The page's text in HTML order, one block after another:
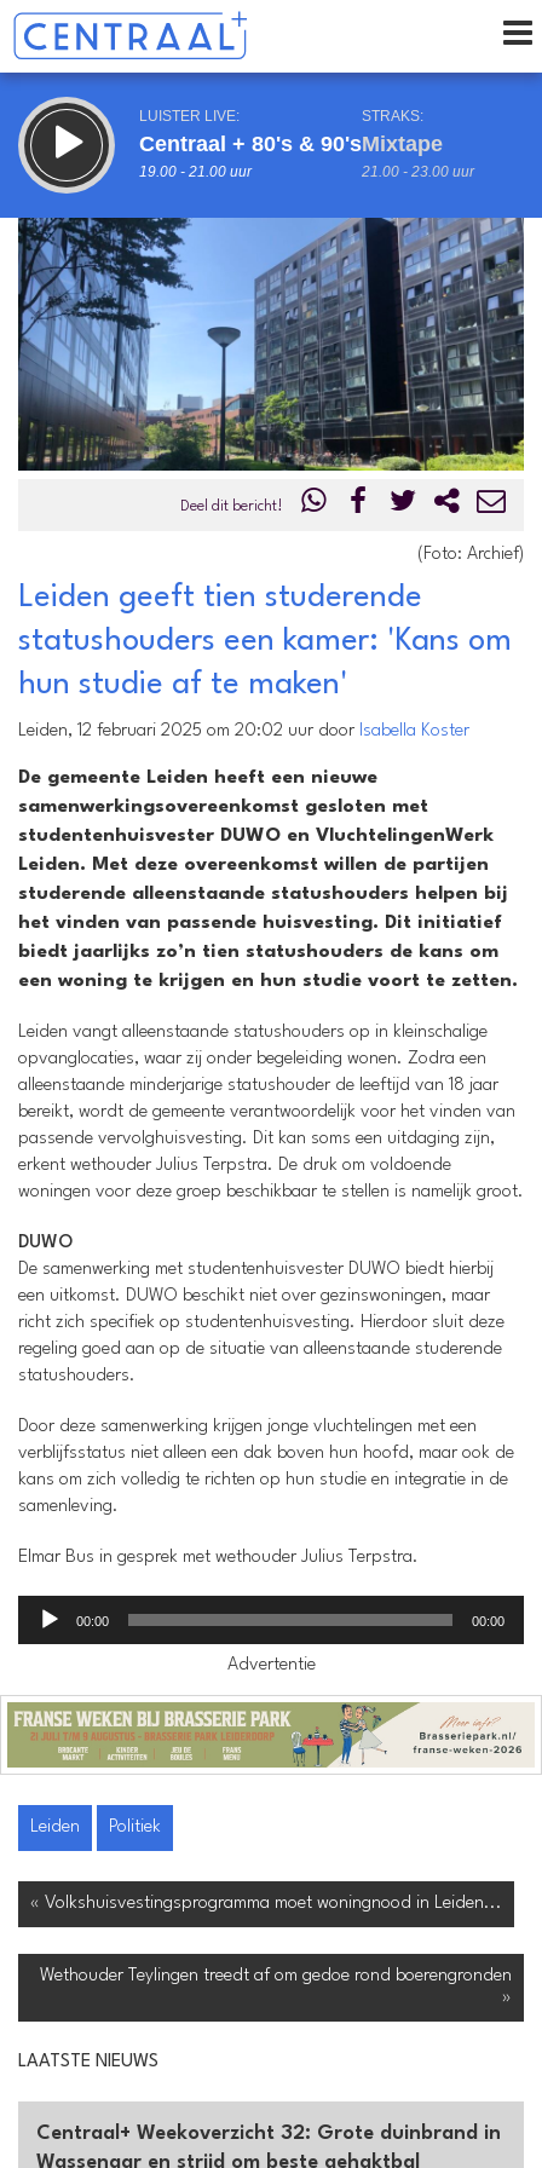
LUISTER LIVE:
Centraal + 80's & 90's
19.00 - 21.00 uur
STRAKS:
Mixtape
21.00 - 23.00 uur
Vorig uur uur 1 van 0 Volgend uur
Inklappen
Deel dit bericht!
(Foto: Archief)
Leiden geeft tien studerende
statushouders een kamer: 'Kans om
hun studie af te maken'
Leiden, 12 februari 2025 om 20:02 uur door Isabella Koster
De gemeente Leiden heeft een nieuwe
samenwerkingsovereenkomst gesloten met
studentenhuisvester DUWO en VluchtelingenWerk
Leiden. Met deze overeenkomst willen de partijen
studerende alleenstaande statushouders helpen bij
het vinden van passende huisvesting. Dit initiatief
biedt jaarlijks zo’n tien statushouders de kans om
een woning te krijgen en hun studie voort te zetten.
Leiden vangt alleenstaande statushouders op in kleinschalige
opvanglocaties, waar zij onder begeleiding wonen. Zodra een
alleenstaande minderjarige statushouder de leeftijd van 18 jaar
bereikt, wordt de gemeente verantwoordelijk voor het vinden van
passende vervolghuisvesting. Dit kan soms een uitdaging zijn,
erkent wethouder Julius Terpstra. De druk om voldoende
woningen voor deze groep beschikbaar te stellen is namelijk groot.
DUWO
De samenwerking met studentenhuisvester DUWO biedt hierbij
een uitkomst. DUWO beschikt niet over gezinswoningen, maar
richt zich specifiek op studentenhuisvesting. Hierdoor sluit deze
regeling goed aan op de situatie van alleenstaande studerende
statushouders.
Door deze samenwerking krijgen jonge vluchtelingen met een
verblijfsstatus niet alleen een dak boven hun hoofd, maar ook de
kans om zich volledig te richten op hun studie en integratie in de
samenleving.
Elmar Bus in gesprek met wethouder Julius Terpstra.
Audiospeler
00:00 00:00
Advertentie
Leiden Politiek
« Volkshuisvestingsprogramma moet woningnood in Leiden...
Wethouder Teylingen treedt af om gedoe rond boerengronden
»
LAATSTE NIEUWS
Centraal+ Weekoverzicht 32: Grote duinbrand in
Wassenaar en strijd om beste gehaktbal